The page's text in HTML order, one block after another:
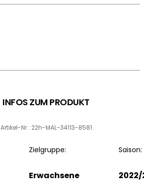
INFOS ZUM PRODUKT
Artikel-Nr.: 22h-MAL-34113-8581
Zielgruppe:
Erwachsene
Saison:
2022/